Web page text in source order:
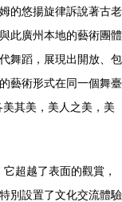
的悠揚旋律訴說著古老
此廣州本地的藝術團體
舞蹈，展現出開放、包
藝術形式在同一個舞臺
美其美，美人之美，美
超越了表面的觀賞，
別設置了文化交流體驗